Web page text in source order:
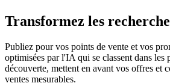
Transformez les
Publiez pour vos points de vente et vos
optimisées par l'IA qui se classent dans les
découverte, mettent en avant vos offres et
ventes mesurables.